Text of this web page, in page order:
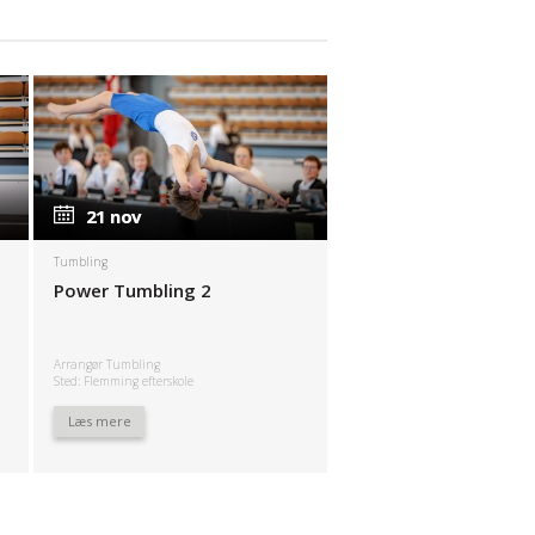
21 nov
21 nov
Tumbling
Power Tumbling 2
Arrangør Tumbling
Sted: Flemming efterskole
Læs mere